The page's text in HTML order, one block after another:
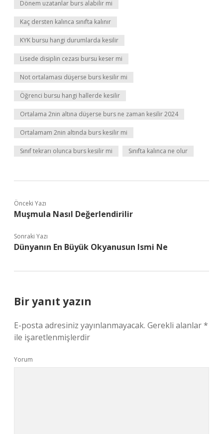
Dönem uzatanlar burs alabilir mi
Kaç dersten kalınca sınıfta kalınır
KYK bursu hangi durumlarda kesilir
Lisede disiplin cezası bursu keser mi
Not ortalaması düşerse burs kesilir mi
Öğrenci bursu hangi hallerde kesilir
Ortalama 2nin altına düşerse burs ne zaman kesilir 2024
Ortalamam 2nin altında burs kesilir mi
Sınıf tekrarı olunca burs kesilir mi Sınıfta kalınca ne olur
Önceki Yazı
Muşmula Nasıl Değerlendirilir
Sonraki Yazı
Dünyanın En Büyük Okyanusun Ismi Ne
Bir yanıt yazın
E-posta adresiniz yayınlanmayacak. Gerekli alanlar*
ile işaretlenmişlerdir
Yorum